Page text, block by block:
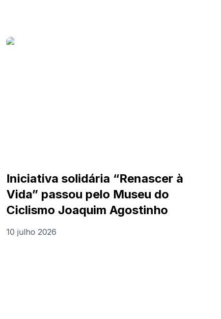
Iniciativa solidária “Renascer à
Vida” passou pelo Museu do
Ciclismo Joaquim Agostinho
10 julho 2026